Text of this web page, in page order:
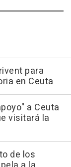
para
en Ceuta
a Ceuta
visitará la
de los